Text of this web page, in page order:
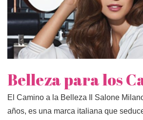
Belleza para los
El Camino a la Belleza Il Salone
años, es una marca italiana que